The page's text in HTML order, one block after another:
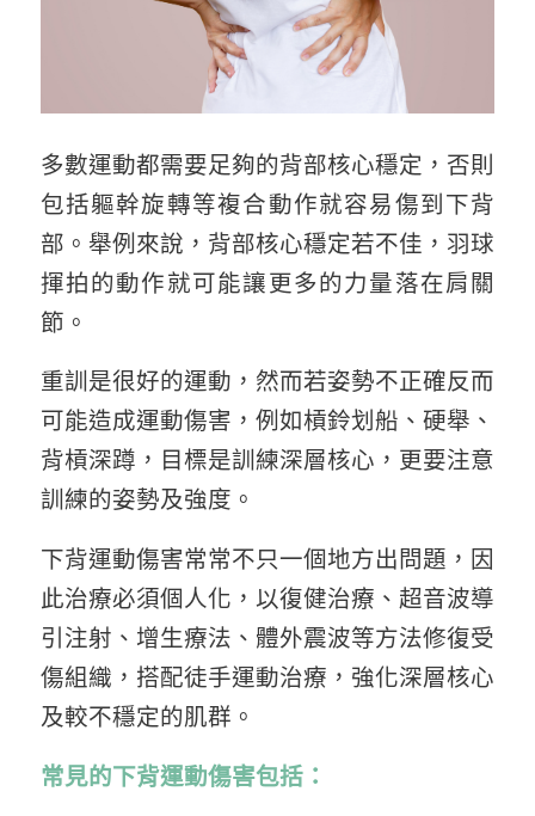
多數運動都需要足夠的背部核心穩定，否則
包括軀幹旋轉等複合動作就容易傷到下背
部。舉例來說，背部核心穩定若不佳，羽球
揮拍的動作就可能讓更多的力量落在肩關
節。
重訓是很好的運動，然而若姿勢不正確反而
可能造成運動傷害，例如槓鈴划船、硬舉、
背槓深蹲，目標是訓練深層核心，更要注意
訓練的姿勢及強度。
下背運動傷害常常不只一個地方出問題，因
此治療必須個人化，以復健治療、超音波導
引注射、增生療法、體外震波等方法修復受
傷組織，搭配徒手運動治療，強化深層核心
及較不穩定的肌群。
常見的下背運動傷害包括：